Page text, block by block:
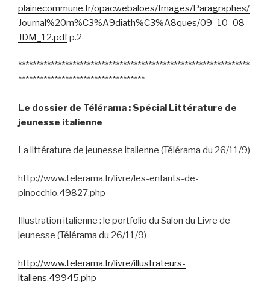
plainecommune.fr/opacwebaloes/Images/Paragraphes/
Journal%20m%C3%A9diath%C3%A8ques/09_10_08_
JDM_12.pdfp.2
****************************************************************
***********************************
Le dossier de Télérama : Spécial Littérature de
jeunesse italienne
La littérature de jeunesse italienne (Télérama du 26/11/9)
http://www.telerama.fr/livre/les-enfants-de-
pinocchio,49827.php
Illustration italienne : le portfolio du Salon du Livre de
jeunesse (Télérama du 26/11/9)
http://www.telerama.fr/livre/illustrateurs-
italiens,49945.php